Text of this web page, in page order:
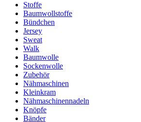
Stoffe
Baumwollstoffe
Bündchen
Jersey
Sweat
Walk
Baumwolle
Sockenwolle
Zubehör
Nähmaschinen
Kleinkram
Nähmaschinennadeln
Knöpfe
Bänder